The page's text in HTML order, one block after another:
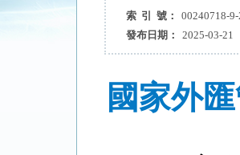
索 引 號：
00240718-
發布日期：
2025-03-21
國家外